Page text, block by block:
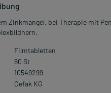
Zinkmangel, bei Therapie mit
Filmtabletten
60 St
10549299
Cefak KG